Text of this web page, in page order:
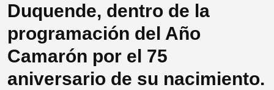
Duquende, dentro de la
programación del Año
Camarón por el 75
aniversario de su nacimiento.